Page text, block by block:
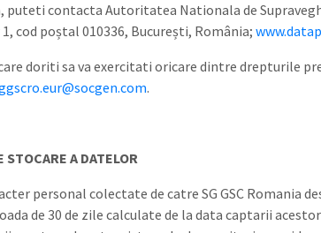
puteti contacta Autoritatea Nationala de
cod poștal 010336, București, România;
doriti sa va exercitati oricare dintre drepturile
.
STOCARE A DATELOR
personal colectate de catre SG GSC Romania
de 30 de zile calculate de la data captarii